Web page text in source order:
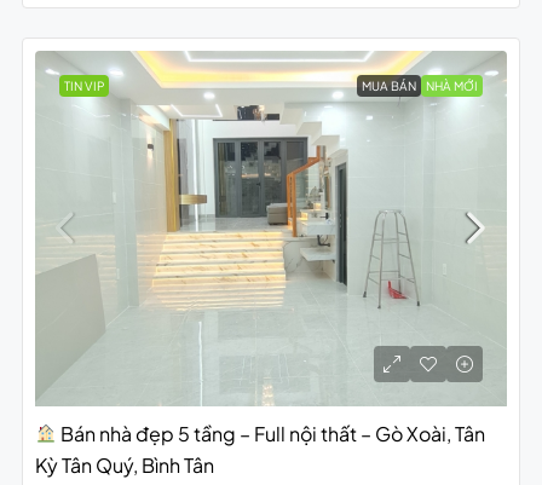
TIN VIP MUA BÁN NHÀ MỚI
Bán nhà đẹp 5 tầng – Full nội thất – Gò Xoài, Tân
Kỳ Tân Quý, Bình Tân